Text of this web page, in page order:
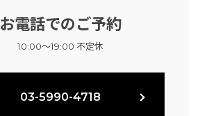
お電話でのご予約
10:00～19:00 不定休
03-5990-4718